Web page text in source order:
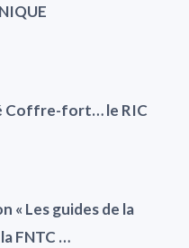
Coffre-fort… le RIC
« Les guides de la
FNTC …